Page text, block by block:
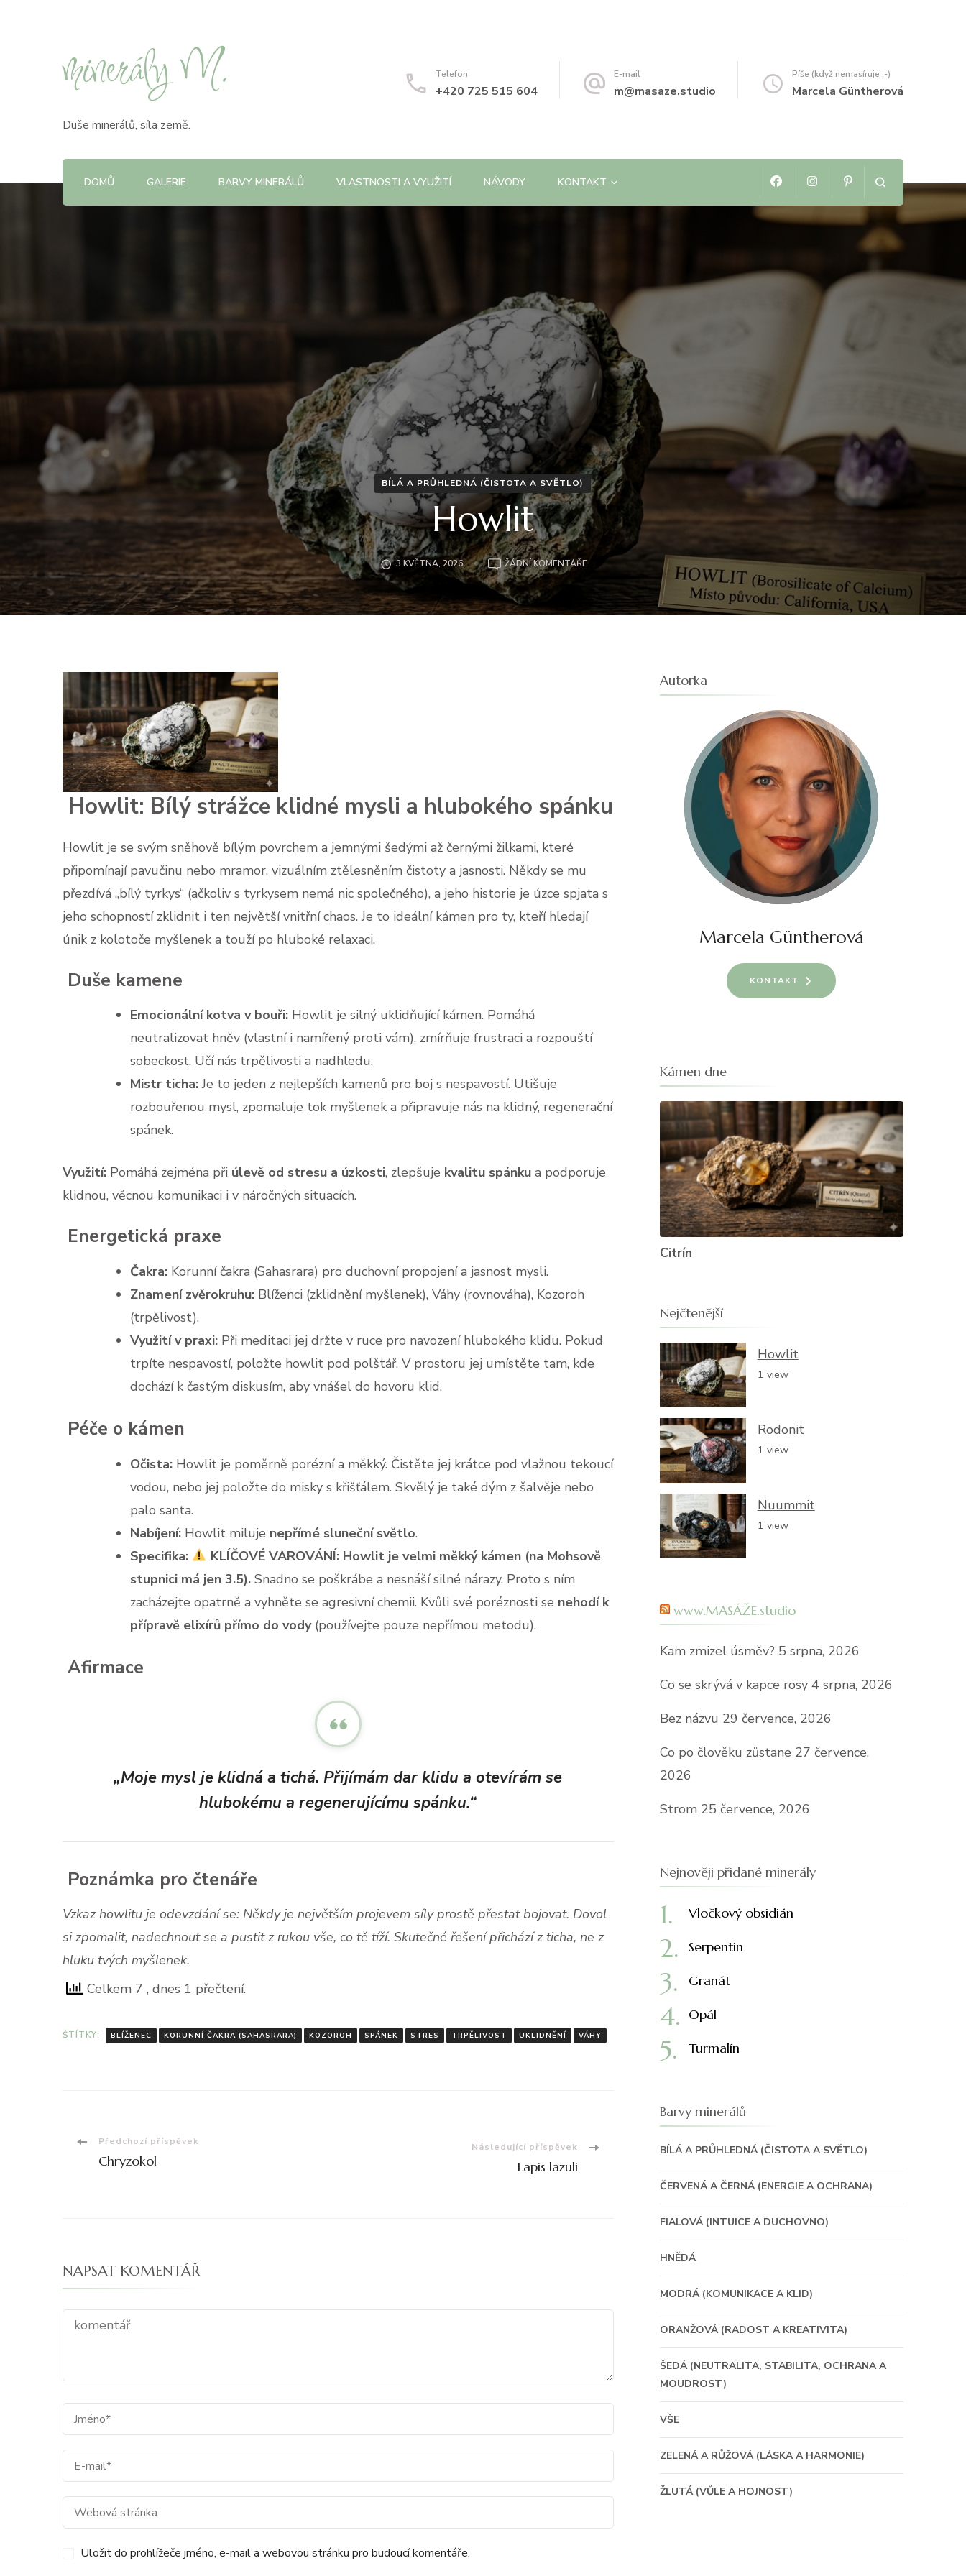
minerály M.
Duše minerálů, síla země.
Telefon
+420 725 515 604
E-mail
m@masaze.studio
Píše (když nemasíruje ;-)
Marcela Güntherová
DOMŮ GALERIE BARVY MINERÁLŮ VLASTNOSTI A VYUŽITÍ NÁVODY KONTAKT
BÍLÁ A PRŮHLEDNÁ (ČISTOTA A SVĚTLO)
Howlit
3 KVĚTNA, 2026 ŽÁDNÍ KOMENTÁŘEU
Howlit: Bílý strážce klidné mysli a hlubokého spánku
Howlit je se svým sněhově bílým povrchem a jemnými šedými až černými žilkami, které
připomínají pavučinu nebo mramor, vizuálním ztělesněním čistoty a jasnosti. Někdy se mu
přezdívá „bílý tyrkys“ (ačkoliv s tyrkysem nemá nic společného), a jeho historie je úzce spjata s
jeho schopností zklidnit i ten největší vnitřní chaos. Je to ideální kámen pro ty, kteří hledají
únik z kolotoče myšlenek a touží po hluboké relaxaci.
Duše kamene
Emocionální kotva v bouři: Howlit je silný uklidňující kámen. Pomáhá
neutralizovat hněv (vlastní i namířený proti vám), zmírňuje frustraci a rozpouští
sobeckost. Učí nás trpělivosti a nadhledu.
Mistr ticha:Je to jeden z nejlepších kamenů pro boj s nespavostí. Utišuje
rozbouřenou mysl, zpomaluje tok myšlenek a připravuje nás na klidný, regenerační
spánek.
Využití: Pomáhá zejména při úlevě od stresu a úzkosti, zlepšuje kvalitu spánku a podporuje
klidnou, věcnou komunikaci i v náročných situacích.
Energetická praxe
Čakra: Korunní čakra (Sahasrara) pro duchovní propojení a jasnost mysli.
Znamení zvěrokruhu: Blíženci (zklidnění myšlenek), Váhy (rovnováha), Kozoroh
(trpělivost).
Využití v praxi: Při meditaci jej držte v ruce pro navození hlubokého klidu. Pokud
trpíte nespavostí, položte howlit pod polštář. V prostoru jej umístěte tam, kde
dochází k častým diskusím, aby vnášel do hovoru klid.
Péče o kámen
Očista: Howlit je poměrně porézní a měkký. Čistěte jej krátce pod vlažnou tekoucí
vodou, nebo jej položte do misky s křišťálem. Skvělý je také dým z šalvěje nebo
palo santa.
Nabíjení: Howlit miluje nepřímé sluneční světlo.
Specifika:
KLÍČOVÉ VAROVÁNÍ: Howlit je velmi měkký kámen (na Mohsově
stupnici má jen 3.5). Snadno se poškrábe a nesnáší silné nárazy. Proto s ním
zacházejte opatrně a vyhněte se agresivní chemii. Kvůli své poréznosti se nehodí k
přípravě elixírů přímo do vody(používejte pouze nepřímou metodu).
Afirmace
„Moje mysl je klidná a tichá. Přijímám dar klidu a otevírám se
hlubokému a regenerujícímu spánku.“
Poznámka pro čtenáře
Vzkaz howlitu je odevzdání se: Někdy je největším projevem síly prostě přestat bojovat. Dovol
si zpomalit, nadechnout se a pustit z rukou vše, co tě tíží. Skutečné řešení přichází z ticha, ne z
hluku tvých myšlenek.
Celkem 7 , dnes 1 přečtení.
ŠTÍTKY: BLÍŽENEC KORUNNÍ ČAKRA (SAHASRARA) KOZOROH SPÁNEK STRES TRPĚLIVOST UKLIDNĚNÍ VÁHY
Navigace
Předchozí příspěvek
Chryzokol
Následující příspěvek
Lapis lazuli
NAPSAT KOMENTÁŘ
Uložit do prohlížeče jméno, e-mail a webovou stránku pro budoucí komentáře.
Autorka
Marcela Güntherová
KONTAKT
Kámen dne
Citrín
Nejčtenější
Howlit
1 view
Rodonit
1 view
Nuummit
1 view
www.MASÁŽE.studio
Kam zmizel úsměv? 5 srpna, 2026
Co se skrývá v kapce rosy 4 srpna, 2026
Bez názvu 29 července, 2026
Co po člověku zůstane 27 července,
2026
Strom 25 července, 2026
Nejnověji přidané minerály
Vločkový obsidián
Serpentin
Granát
Opál
Turmalín
Barvy minerálů
BÍLÁ A PRŮHLEDNÁ (ČISTOTA A SVĚTLO)
ČERVENÁ A ČERNÁ (ENERGIE A OCHRANA)
FIALOVÁ (INTUICE A DUCHOVNO)
HNĚDÁ
MODRÁ (KOMUNIKACE A KLID)
ORANŽOVÁ (RADOST A KREATIVITA)
ŠEDÁ (NEUTRALITA, STABILITA, OCHRANA A
MOUDROST)
VŠE
ZELENÁ A RŮŽOVÁ (LÁSKA A HARMONIE)
ŽLUTÁ (VŮLE A HOJNOST)